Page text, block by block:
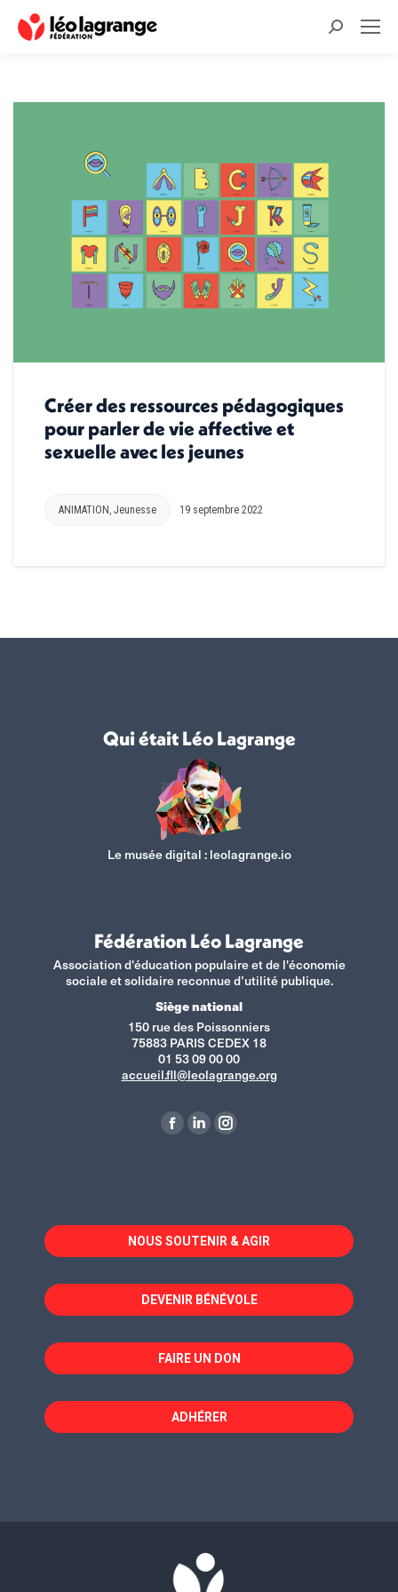
Recherche
Créer des ressources pédagogiques
pour parler de vie affective et
sexuelle avec les jeunes
ANIMATION, Jeunesse 19 septembre 2022
Qui était Léo Lagrange
Le musée digital : leolagrange.io
Fédération Léo Lagrange
Association d'éducation populaire et de l'économie
sociale et solidaire reconnue d’utilité publique.
Siège national
150 rue des Poissonniers
75883 PARIS CEDEX 18
01 53 09 00 00
accueil.fll@leolagrange.org
La
dans
une
fenêtre
La
dans
une
fenêtre
La
dans
une
fenêtre
NOUS SOUTENIR & AGIR
DEVENIR BÉNÉVOLE
FAIRE UN DON
ADHÉRER